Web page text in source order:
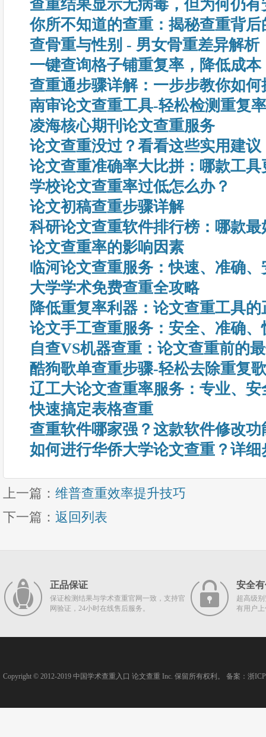
查重结果显示无病毒，但为何仍
你所不知道的查重：揭秘查重背后
查骨重与性别 - 男女骨重差异解析
一键查询格子铺重复率，降低成
查重通步骤详解：一步步教你如何
南审论文查重工具-轻松检测重复率
凌海核心期刊论文查重服务
论文查重没过？看看这些实用建议
论文查重准确率大比拼：哪款工
学校论文查重率过低怎么办？
论文初稿查重步骤详解
科研论文查重软件排行榜：哪款最
论文查重率的影响因素
临河论文查重服务：快速、准确、
大学学术免费查重全攻略
降低重复率利器：论文查重工具
论文手工查重服务：安全、准确、
自查VS机器查重：论文查重前的
酷狗歌单查重步骤-轻松去除重复
辽工大论文查重率服务：专业、安
快速搞定表格查重
查重软件哪家强？这款软件修改功
如何进行华侨大学论文查重？详细
上一篇： 维普查重效率提升技巧
下一篇： 返回列表
正品保证
保证检测结果与学术查重官网一致，支持官
网验证，24小时在线售后服务。
安全
超高级
有用户
Copyright © 2012-2019 中国学术查重入口 论文查重 Inc. 保留所有权利。 备案： 浙